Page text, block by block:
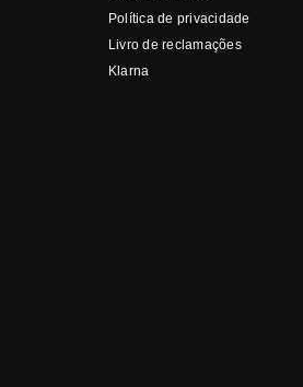
Política de privacidade
Livro de reclamações
Klarna